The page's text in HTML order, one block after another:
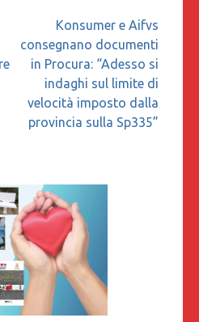
Konsumer e Aifvs
consegnano documenti
in Procura: “Adesso si
indaghi sul limite di
velocità imposto dalla
provincia sulla Sp335”